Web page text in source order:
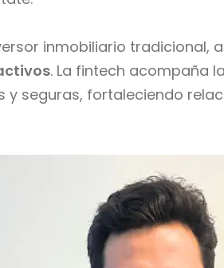
inmobiliario
. La fintech acompaña
seguras, fortaleciendo